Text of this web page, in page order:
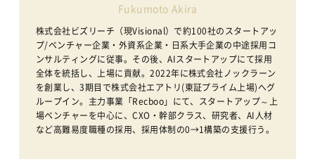
Fukumoto Akira
株式会社ビズリーチ（現Visional）で約100社のスタートアッ
プ/ベンチャー企業・外資系企業・日系大手企業の中途採用コ
ンサルティングに従事。その後、AIスタートアップにて採用
全体を統括し、上場に貢献。2022年に株式会社ノックラーン
を創業し、3期目で株式会社エアトリ(東証プライム上場)へグ
ループイン。主力事業「Recboo」にて、スタートアップ～上
場ベンチャーを中心に、CXO・幹部クラス、研究者、AI人材
など高難易度職種の採用、採用体制の0→1構築の支援行う。